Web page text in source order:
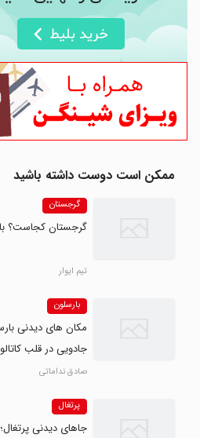
ممکن است دوست داشته باشید
گرجستان
گرجستان کجاست؟ با
تیم ایوار
بارسلون
مکان های دیدنی
جادویی در قلب
صادق نداماتی
پرتغال
جاهای دیدنی